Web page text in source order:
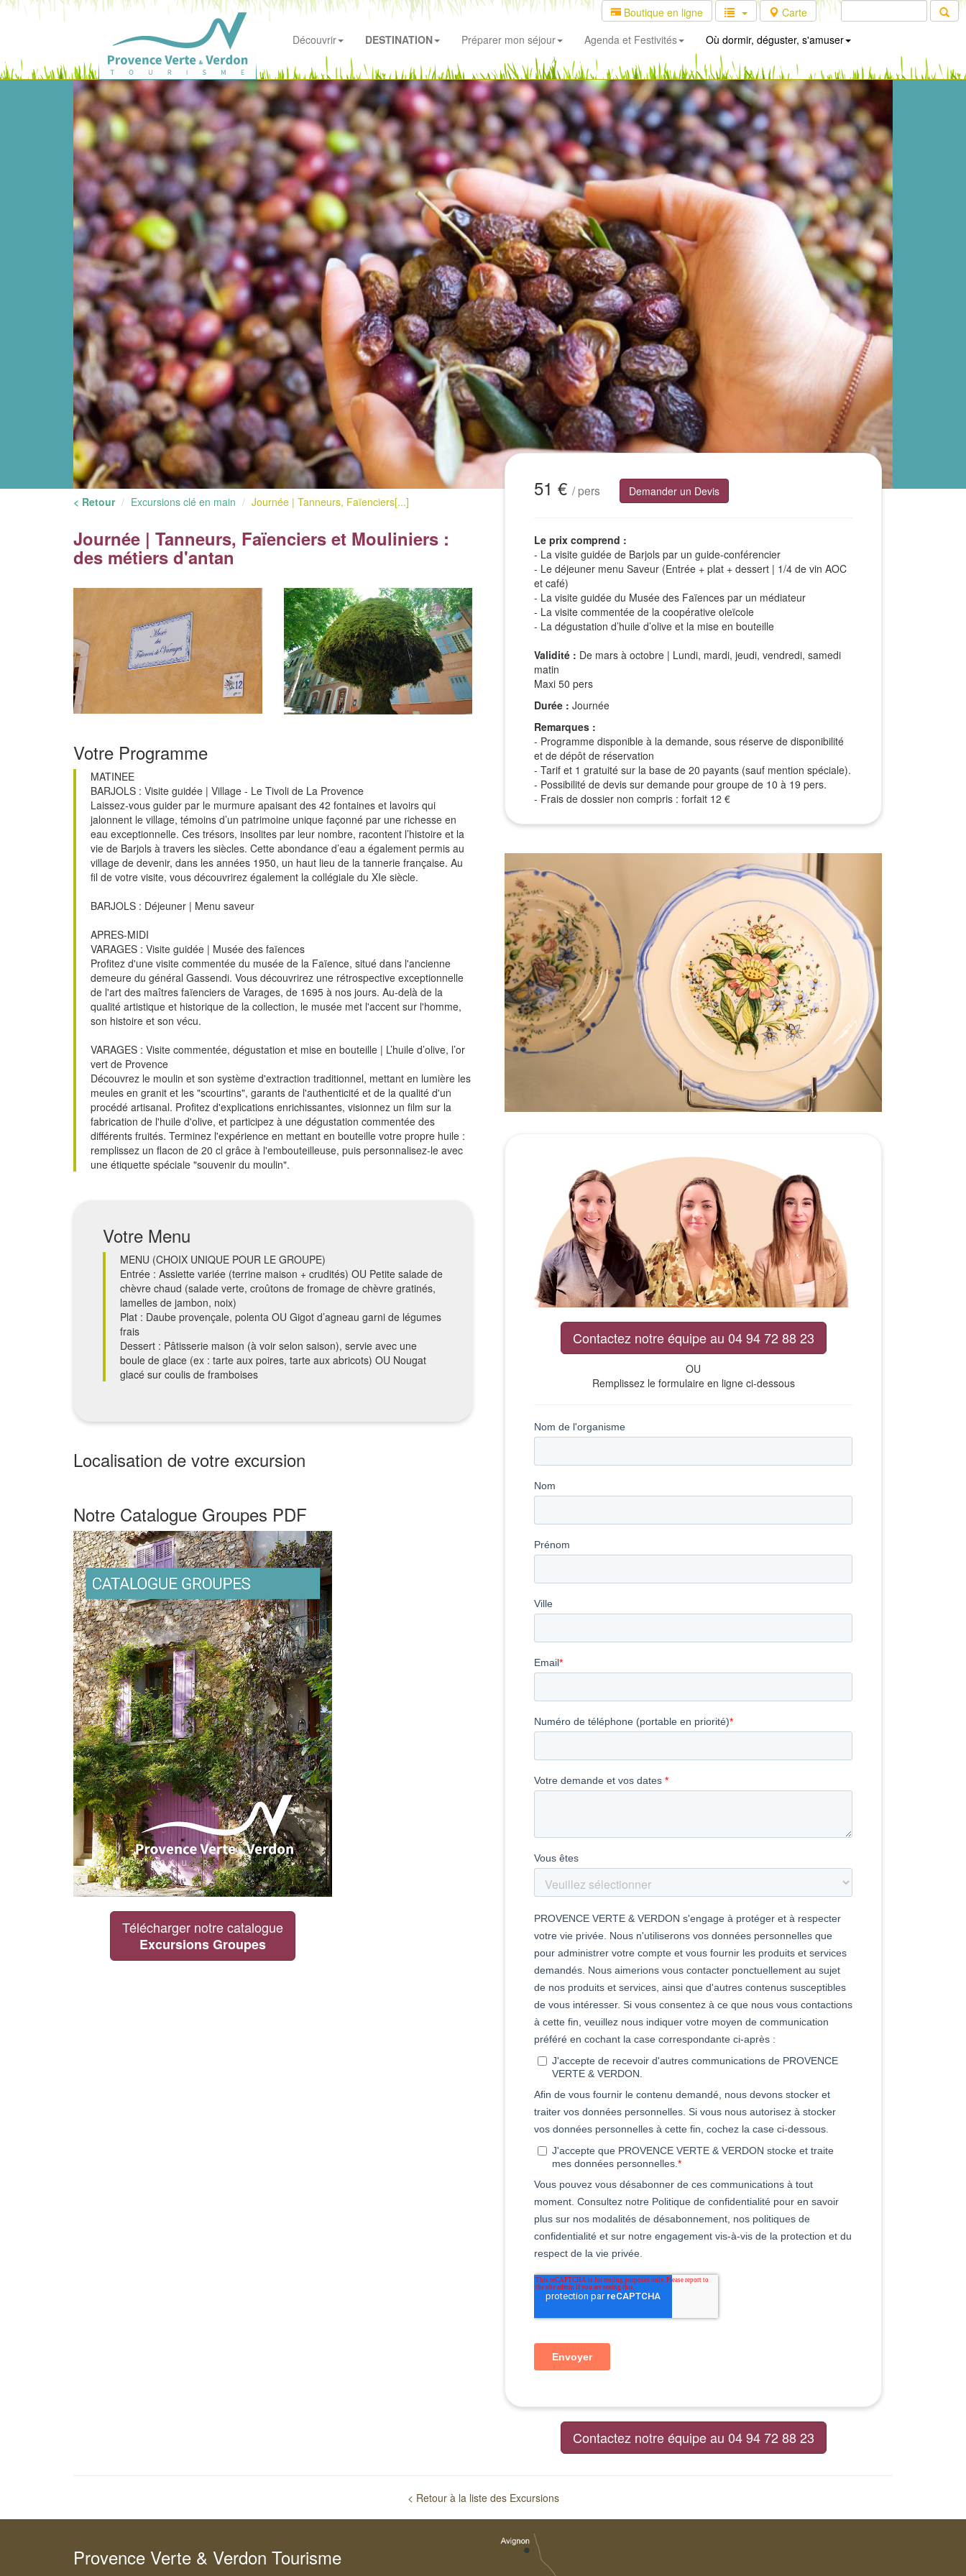
Boutique en ligne
Carte
Découvrir
DESTINATION Préparer mon séjour Agenda et Festivités Où dormir, déguster, s'amuser
< Retour Excursions clé en main Journée | Tanneurs, Faïenciers[...]
Journée | Tanneurs, Faïenciers et Mouliniers :
des métiers d'antan
Votre Programme
MATINEE
BARJOLS : Visite guidée | Village - Le Tivoli de La Provence
Laissez-vous guider par le murmure apaisant des 42 fontaines et lavoirs qui
jalonnent le village, témoins d’un patrimoine unique façonné par une richesse en
eau exceptionnelle. Ces trésors, insolites par leur nombre, racontent l’histoire et la
vie de Barjols à travers les siècles. Cette abondance d’eau a également permis au
village de devenir, dans les années 1950, un haut lieu de la tannerie française. Au
fil de votre visite, vous découvrirez également la collégiale du XIe siècle.
BARJOLS : Déjeuner | Menu saveur
APRES-MIDI
VARAGES : Visite guidée | Musée des faïences
Profitez d'une visite commentée du musée de la Faïence, situé dans l'ancienne
demeure du général Gassendi. Vous découvrirez une rétrospective exceptionnelle
de l'art des maîtres faïenciers de Varages, de 1695 à nos jours. Au-delà de la
qualité artistique et historique de la collection, le musée met l'accent sur l'homme,
son histoire et son vécu.
VARAGES : Visite commentée, dégustation et mise en bouteille | L’huile d’olive, l’or
vert de Provence
Découvrez le moulin et son système d'extraction traditionnel, mettant en lumière les
meules en granit et les "scourtins", garants de l'authenticité et de la qualité d'un
procédé artisanal. Profitez d'explications enrichissantes, visionnez un film sur la
fabrication de l'huile d'olive, et participez à une dégustation commentée des
différents fruités. Terminez l'expérience en mettant en bouteille votre propre huile :
remplissez un flacon de 20 cl grâce à l'embouteilleuse, puis personnalisez-le avec
une étiquette spéciale "souvenir du moulin".
Votre Menu
MENU (CHOIX UNIQUE POUR LE GROUPE)
Entrée : Assiette variée (terrine maison + crudités) OU Petite salade de
chèvre chaud (salade verte, croûtons de fromage de chèvre gratinés,
lamelles de jambon, noix)
Plat : Daube provençale, polenta OU Gigot d’agneau garni de légumes
frais
Dessert : Pâtisserie maison (à voir selon saison), servie avec une
boule de glace (ex : tarte aux poires, tarte aux abricots) OU Nougat
glacé sur coulis de framboises
Localisation de votre excursion
−
Notre Catalogue Groupes PDF
Télécharger notre catalogue
Excursions Groupes
51 € / pers Demander un Devis
Le prix comprend :
- La visite guidée de Barjols par un guide-conférencier
- Le déjeuner menu Saveur (Entrée + plat + dessert | 1/4 de vin AOC
et café)
- La visite guidée du Musée des Faïences par un médiateur
- La visite commentée de la coopérative oleïcole
- La dégustation d’huile d’olive et la mise en bouteille
Validité : De mars à octobre | Lundi, mardi, jeudi, vendredi, samedi
matin
Maxi 50 pers
Durée : Journée
Remarques :
- Programme disponible à la demande, sous réserve de disponibilité
et de dépôt de réservation
- Tarif et 1 gratuité sur la base de 20 payants (sauf mention spéciale).
- Possibilité de devis sur demande pour groupe de 10 à 19 pers.
- Frais de dossier non compris : forfait 12 €
Contactez notre équipe au 04 94 72 88 23
OU
Remplissez le formulaire en ligne ci-dessous
Contactez notre équipe au 04 94 72 88 23
< Retour à la liste des Excursions
Provence Verte & Verdon Tourisme